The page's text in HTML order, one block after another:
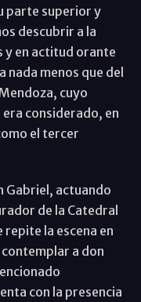
parte superior y
descubrir a la
y en actitud orante
nada menos que del
cuyo
considerado, en
el tercer
Gabriel, actuando
de la Catedral
repite la escena en
a don
con la presencia